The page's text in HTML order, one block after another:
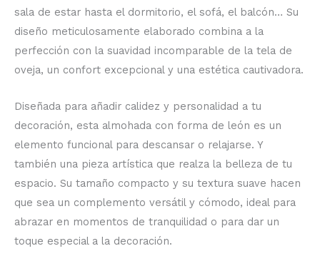
sala de estar hasta el dormitorio, el sofá, el balcón… Su
diseño meticulosamente elaborado combina a la
perfección con la suavidad incomparable de la tela de
oveja, un confort excepcional y una estética cautivadora.
Diseñada para añadir calidez y personalidad a tu
decoración, esta almohada con forma de león es un
elemento funcional para descansar o relajarse. Y
también una pieza artística que realza la belleza de tu
espacio. Su tamaño compacto y su textura suave hacen
que sea un complemento versátil y cómodo, ideal para
abrazar en momentos de tranquilidad o para dar un
toque especial a la decoración.